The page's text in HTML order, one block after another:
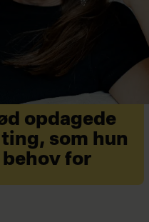
opdagede
som hun
for